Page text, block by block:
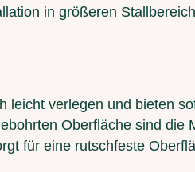
in größeren
leicht verlegen und bieten
Oberfläche sind die
für eine rutschfeste